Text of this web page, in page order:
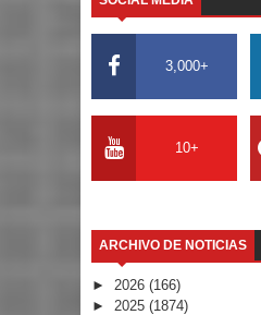
3,000+
10+
ARCHIVO DE NOTICIAS
► 2026 (166)
► 2025 (1874)